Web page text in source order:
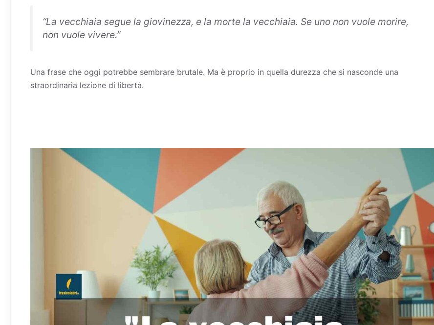
“La vecchiaia segue la giovinezza, e la morte la vecchiaia. Se uno non vuole morire,
non vuole vivere.”
Una frase che oggi potrebbe sembrare brutale. Ma è proprio in quella durezza che si nasconde una
straordinaria lezione di libertà.